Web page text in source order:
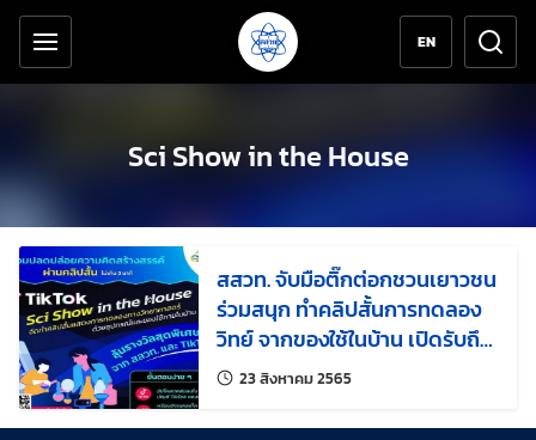
ข้ามไปยังเนื้อหาหลัก
เครื่องมือช่วยเหลือ
EN
Sci Show in the House
สสวท. จับมือติ๊กต่อกชวนเยาวชน
ร่วมสนุก ทำคลิปสั้นการทดลอง
วิทย์ จากของใช้ในบ้าน เปิดรับถึง
31 สิงหาคมนี้
23 สิงหาคม 2565แก้ไขล่าสุดเมื่อ: